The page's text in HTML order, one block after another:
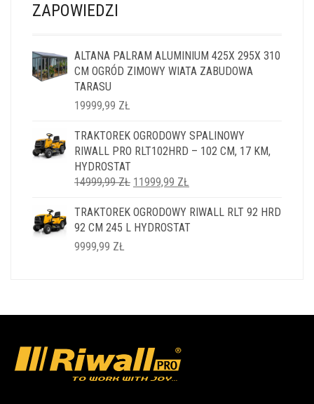
ZAPOWIEDZI
ALTANA PALRAM ALUMINIUM 425X 295X 310
CM OGRÓD ZIMOWY WIATA ZABUDOWA
TARASU
19999,99 ZŁ
TRAKTOREK OGRODOWY SPALINOWY
RIWALL PRO RLT102HRD – 102 CM, 17 KM,
HYDROSTAT
14999,99ZŁ PIERWOTNA
WYNOSIŁA:
14999,99 ZŁ.
11999,99 ZŁ
WYNOSI:
11999,99 ZŁ.
TRAKTOREK OGRODOWY RIWALL RLT 92 HRD
92 CM 245 L HYDROSTAT
9999,99 ZŁ